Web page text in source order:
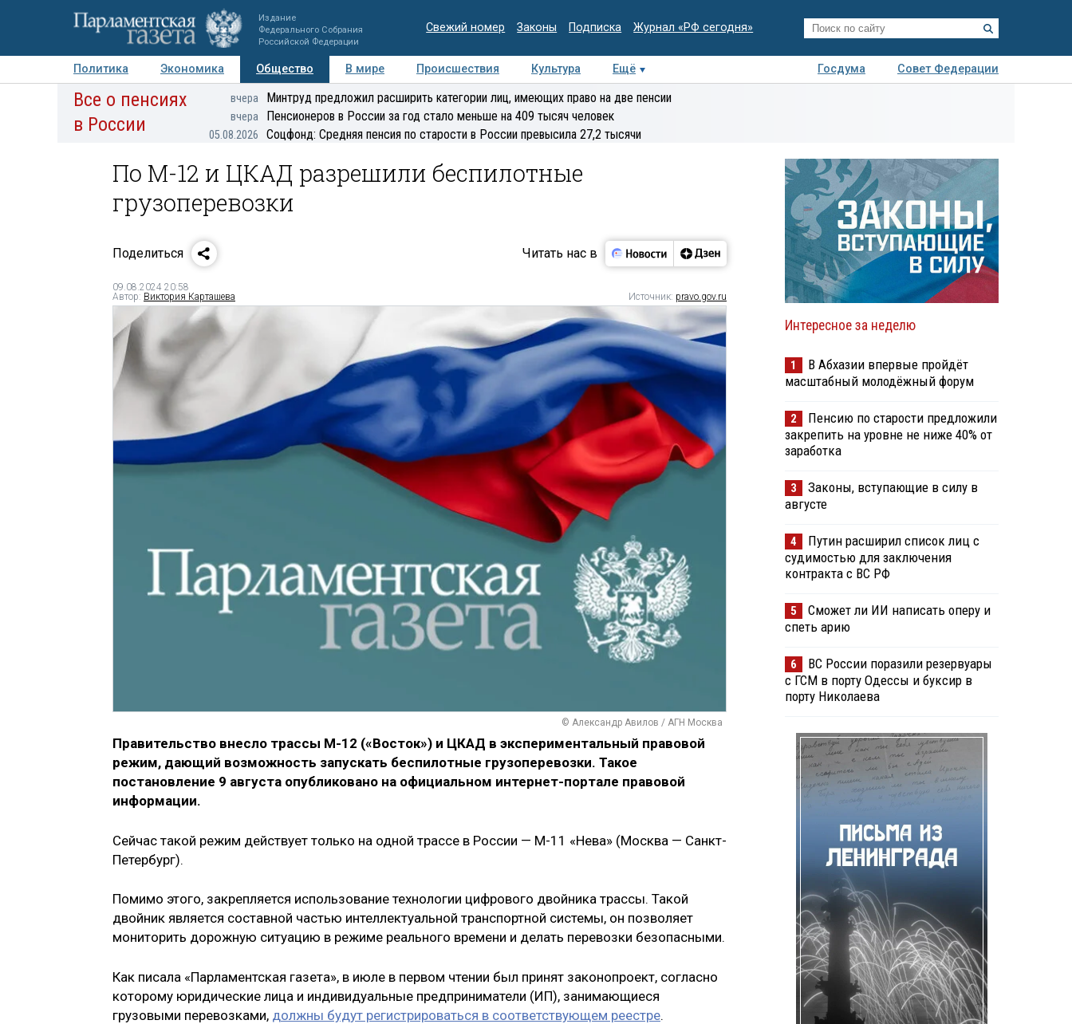
Издание
Федерального Собрания
Российской Федерации
Свежий номер Законы Подписка Журнал «РФ сегодня»
Политика Экономика Общество В мире Происшествия Культура Ещё Госдума
Совет Федерации
Авторы Персоны Мнения Регионы Медиацентр Интервью Колумнисты
Деловая
Все о пенсиях
в России
вчера Минтруд предложил расширить категории лиц, имеющих право на две пенсии
вчера Пенсионеров в России за год стало меньше на 409 тысяч человек
05.08.2026 Соцфонд: Средняя пенсия по старости в России превысила 27,2 тысячи
По М-12 и ЦКАД разрешили беспилотные
грузоперевозки
Поделиться Читать нас в
09.08.2024 20:58
Автор: Виктория Карташева Источник: pravo.gov.ru
© Александр Авилов / АГН Москва
Правительство внесло трассы М-12 («Восток») и ЦКАД в экспериментальный правовой
режим, дающий возможность запускать беспилотные грузоперевозки. Такое
постановление 9 августа опубликовано на официальном интернет-портале правовой
информации.
Сейчас такой режим действует только на одной трассе в России — М-11 «Нева» (Москва — Санкт-
Петербург).
Помимо этого, закрепляется использование технологии цифрового двойника трассы. Такой
двойник является составной частью интеллектуальной транспортной системы, он позволяет
мониторить дорожную ситуацию в режиме реального времени и делать перевозки безопасными.
Как писала «Парламентская газета», в июле в первом чтении был принят законопроект, согласно
которому юридические лица и индивидуальные предприниматели (ИП), занимающиеся
грузовыми перевозками, должны будут регистрироваться в соответствующем реестре.
Интересное за неделю
1
В Абхазии впервые пройдёт
масштабный молодёжный форум
2
Пенсию по старости предложили
закрепить на уровне не ниже 40% от
заработка
3
Законы, вступающие в силу в
августе
4
Путин расширил список лиц с
судимостью для заключения
контракта с ВС РФ
5
Сможет ли ИИ написать оперу и
спеть арию
6
ВС России поразили резервуары
с ГСМ в порту Одессы и буксир в
порту Николаева